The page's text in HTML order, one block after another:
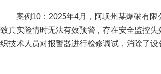
案例10：2025年4月，阿坝州某爆破有限
致真实险情时无法有效预警，存在安全监控
织技术人员对报警器进行检修调试，消除了